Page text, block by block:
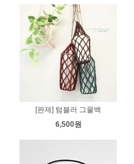
[완제] 텀블러 그물백
6,500원